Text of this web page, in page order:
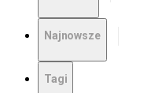
Najnowsze
Tagi